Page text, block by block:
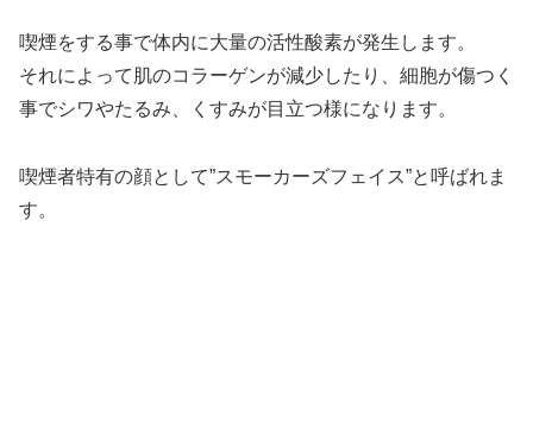
喫煙をする事で体内に大量の活性酸素が発生します。
それによって肌のコラーゲンが減少したり、細胞が傷つく
事でシワやたるみ、くすみが目立つ様になります。
喫煙者特有の顔として”スモーカーズフェイス”と呼ばれま
す。